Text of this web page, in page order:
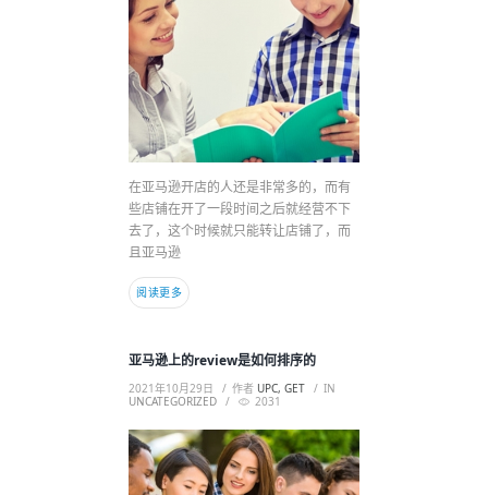
在亚马逊开店的人还是非常多的，而有
些店铺在开了一段时间之后就经营不下
去了，这个时候就只能转让店铺了，而
且亚马逊
阅读更多
亚马逊上的review是如何排序的
2021年10月29日 作者 UPC, GET
IN
UNCATEGORIZED
2031